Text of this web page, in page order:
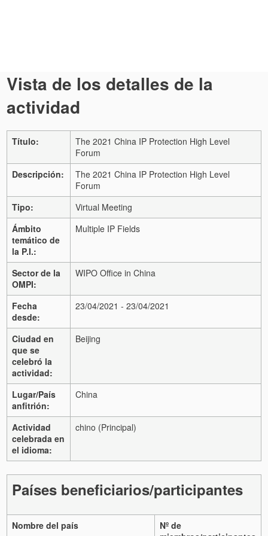
Vista de los detalles de la
actividad
Título:
The 2021 China IP Protection High Level
Forum
Descripción:
The 2021 China IP Protection High Level
Forum
Tipo:
Virtual Meeting
Ámbito
temático de
la P.I.:
Multiple IP Fields
Sector de la
OMPI:
WIPO Office in China
Fecha
desde:
23/04/2021 - 23/04/2021
Ciudad en
que se
celebró la
actividad:
Beijing
Lugar/País
anfitrión:
China
Actividad
celebrada en
el idioma:
chino (Principal)
Países beneficiarios/participantes
Nombre del país
Nº de